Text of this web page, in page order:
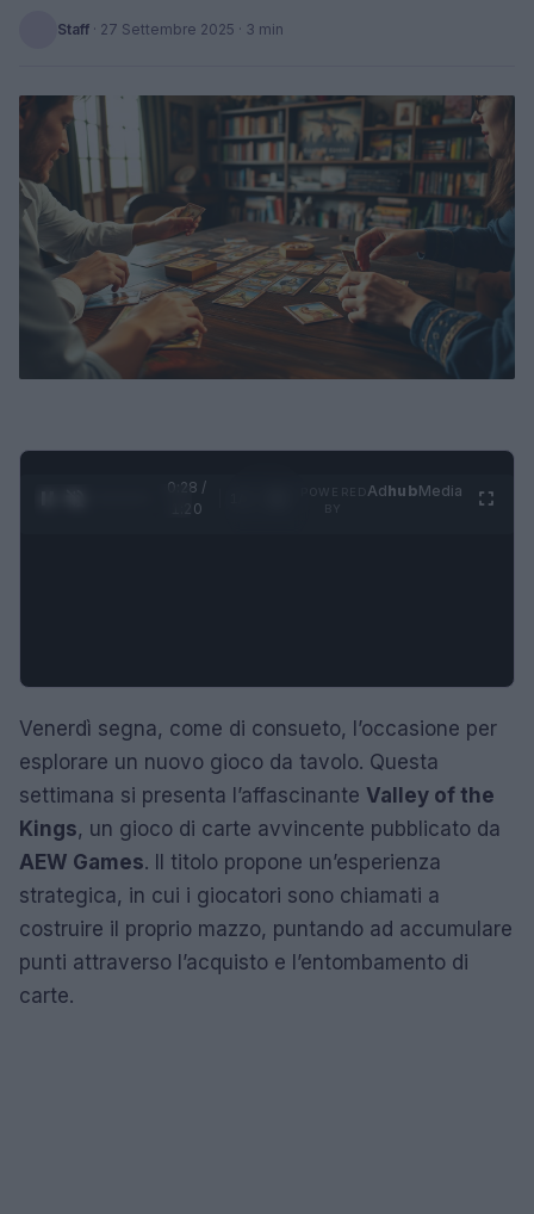
Staff · 27 Settembre 2025 · 3 min
0:29 /
1:20
AdhubMedia
Venerdì segna, come di consueto, l’occasione per
esplorare un nuovo gioco da tavolo. Questa
settimana si presenta l’affascinante Valley of the
Kings, un gioco di carte avvincente pubblicato da
AEW Games. Il titolo propone un’esperienza
strategica, in cui i giocatori sono chiamati a
costruire il proprio mazzo, puntando ad accumulare
punti attraverso l’acquisto e l’entombamento di
carte.